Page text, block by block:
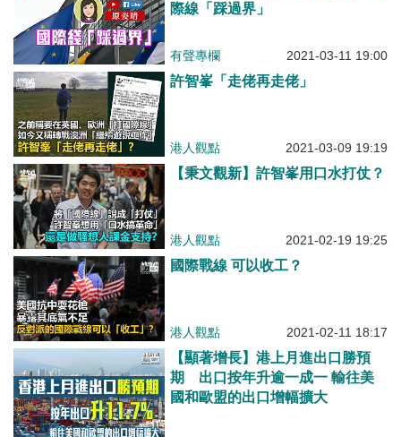
際線「踩過界」
有聲專欄 2021-03-11 19:00
許智峯「走佬再走佬」
港人觀點 2021-03-09 19:19
【秉文觀新】許智峯用口水打仗？
港人觀點 2021-02-19 19:25
國際戰線 可以收工？
港人觀點 2021-02-11 18:17
【顯著增長】港上月進出口勝預
期 出口按年升逾一成一 輸往美
國和歐盟的出口增幅擴大